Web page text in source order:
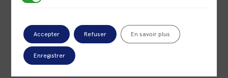
Quel est le meilleur statut
juridique pour entreprendre ?
Accepter Refuser En savoir plus
Enregistrer